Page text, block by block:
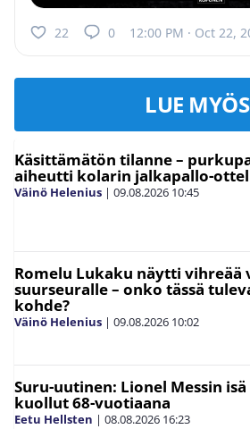
22 0 12:00 PM · Oct 22,
LUE
Käsittämätön tilanne –
aiheutti kolarin jalkapallo-
Väinö Helenius | 09.08.2026 10:45
Romelu Lukaku näytti vihreää
suurseuralle – onko tässä
kohde?
Väinö Helenius | 09.08.2026 10:02
Suru-uutinen: Lionel Messin isä
kuollut 68-vuotiaana
Eetu Hellsten | 08.08.2026 16:23